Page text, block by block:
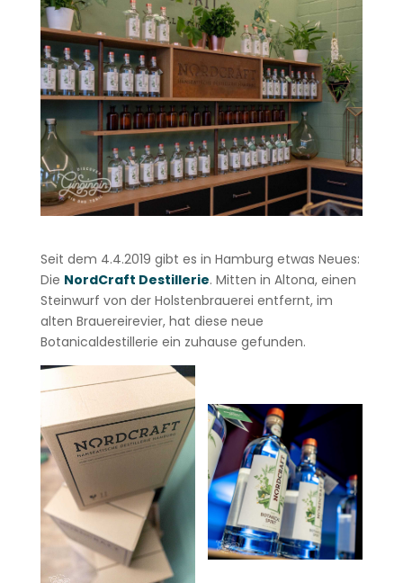
Seit dem 4.4.2019 gibt es in Hamburg etwas Neues:
Die NordCraft Destillerie. Mitten in Altona, einen
Steinwurf von der Holstenbrauerei entfernt, im
alten Brauereirevier, hat diese neue
Botanicaldestillerie ein zuhause gefunden.